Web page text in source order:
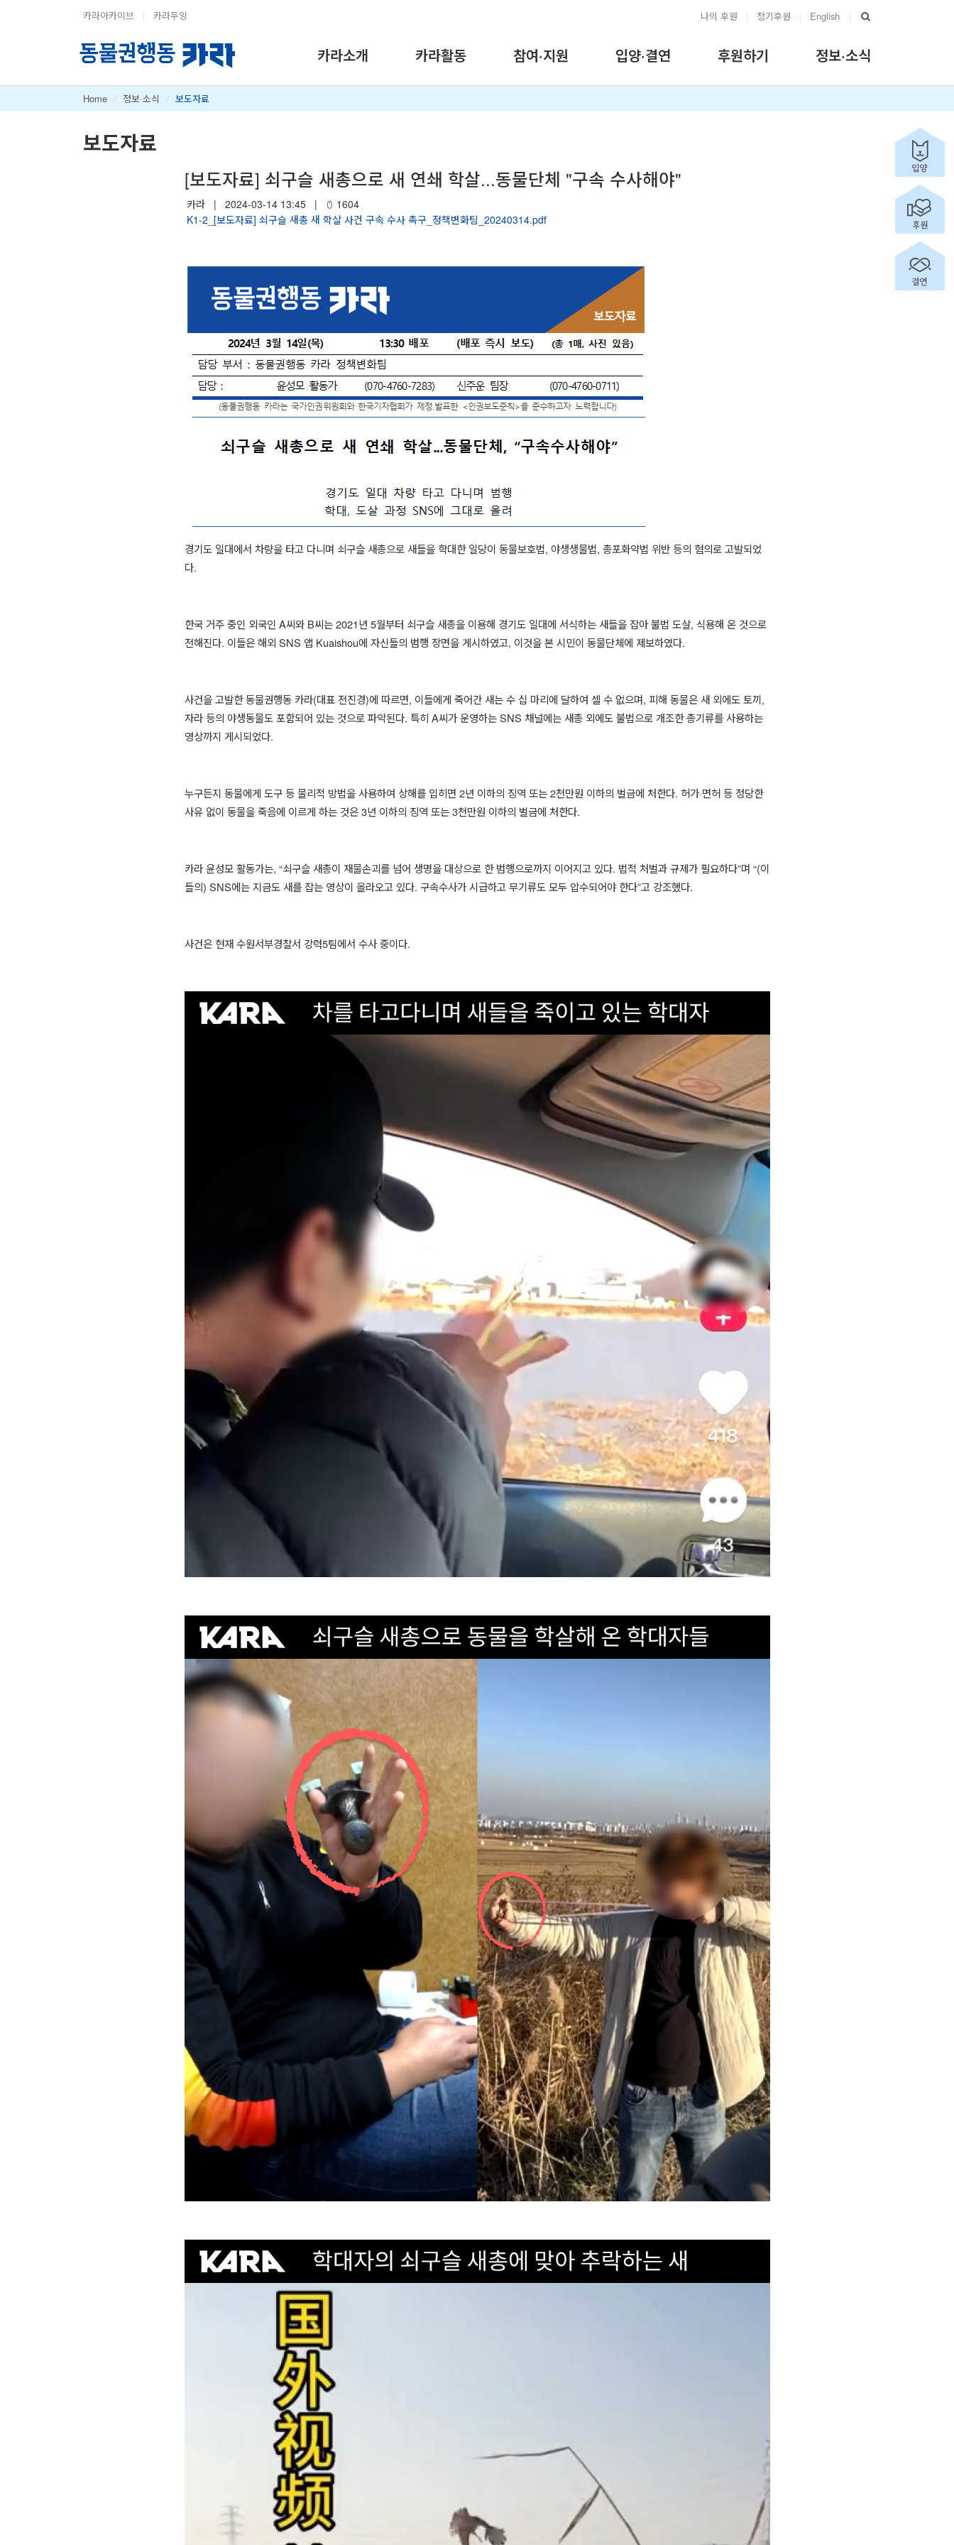
카라아카이브 | 카라두잉 나의 후원 | 정기후원 | English |
카라소개 카라활동 참여·지원 입양·결연 후원하기 정보·소식
Home / 정보·소식 / 보도자료
보도자료
[보도자료] 쇠구슬 새총으로 새 연쇄 학살...동물단체 "구속 수사해야"
카라 | 2024-03-14 13:45 |
1604
K1-2_[보도자료] 쇠구슬 새총 새 학살 사건 구속 수사 촉구_정책변화팀_20240314.pdf
경기도 일대에서 차량을 타고 다니며 쇠구슬 새총으로 새들을 학대한 일당이 동물보호법, 야생생물법, 총포화약법 위반 등의 혐의로 고발되었
다.
한국 거주 중인 외국인 A씨와 B씨는2021년 5월부터 쇠구슬 새총을 이용해 경기도 일대에 서식하는 새들을 잡아 불법 도살, 식용해 온 것으로
전해진다. 이들은 해외 SNS 앱 Kuaishou에 자신들의 범행 장면을 게시하였고, 이것을 본 시민이 동물단체에 제보하였다.
사건을 고발한 동물권행동 카라(대표 전진경)에 따르면, 이들에게 죽어간 새는 수 십 마리에 달하여 셀 수 없으며, 피해 동물은 새 외에도 토끼,
자라 등의 야생동물도 포함되어 있는 것으로 파악된다. 특히 A씨가 운영하는SNS 채널에는 새총 외에도 불법으로 개조한 총기류를 사용하는
영상까지 게시되었다.
누구든지 동물에게 도구 등 물리적 방법을 사용하여 상해를 입히면 2년 이하의 징역 또는2천만원 이하의 벌금에 처한다. 허가·면허 등 정당한
사유 없이 동물을 죽음에 이르게 하는 것은3년 이하의 징역 또는3천만원 이하의 벌금에 처한다.
카라 윤성모 활동가는, “쇠구슬 새총이 재물손괴를 넘어 생명을 대상으로 한 범행으로까지 이어지고 있다. 법적 처벌과 규제가 필요하다”며 “(이
들의) SNS에는 지금도 새를 잡는 영상이 올라오고 있다. 구속수사가 시급하고 무기류도 모두 압수되어야 한다”고 강조했다.
사건은 현재 수원서부경찰서 강력5팀에서 수사 중이다.